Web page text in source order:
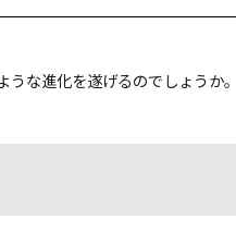
うな進化を遂げるのでしょうか